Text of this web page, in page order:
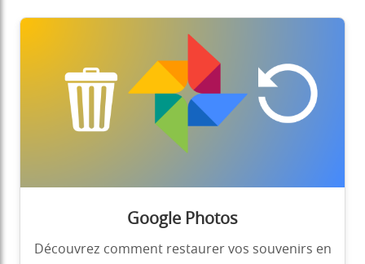
Google Photos
Découvrez comment restaurer vos souvenirs en